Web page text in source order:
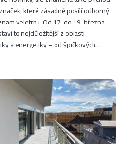
které zásadně posílí odborný
veletrhu. Od 17. do 19. března
to nejdůležitější z oblasti
a energetiky – od špičkových…